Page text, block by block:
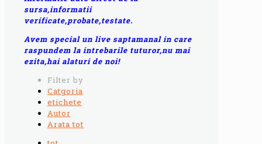
sursa,informatii
verificate,probate,testate.
Avem special un live saptamanal in care
raspundem la intrebarile tuturor,nu mai
ezita,hai alaturi de noi!
Filter by
Catgoria
etichete
Autor
Arata tot